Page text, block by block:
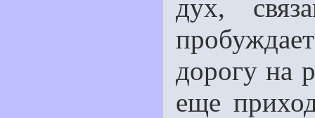
дух,
дорогу на
еще